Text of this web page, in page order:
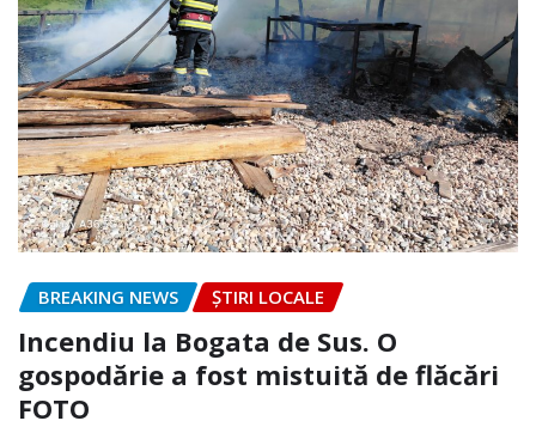
BREAKING NEWS ȘTIRI LOCALE
Incendiu la Bogata de Sus. O
gospodărie a fost mistuită de flăcări
FOTO